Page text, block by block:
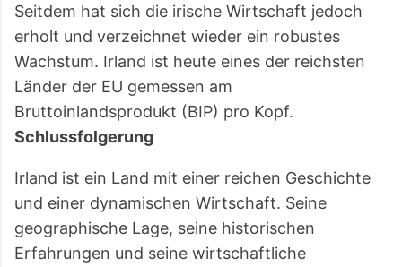
Seitdem hat sich die irische Wirtschaft jedoch
erholt und verzeichnet wieder ein robustes
Wachstum. Irland ist heute eines der reichsten
Länder der EU gemessen am
Bruttoinlandsprodukt (BIP) pro Kopf.
Schlussfolgerung
Irland ist ein Land mit einer reichen Geschichte
und einer dynamischen Wirtschaft. Seine
geographische Lage, seine historischen
Erfahrungen und seine wirtschaftliche